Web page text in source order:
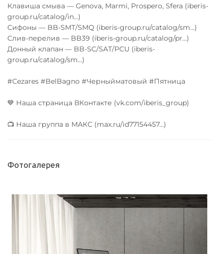
Клавиша смыва — Genova, Marmi, Prospero, Sfera (iberis-
group.ru/catalog/in...)
Сифоны — BB-SMT/SMQ (iberis-group.ru/catalog/sm...)
Слив-перелив — BB39 (iberis-group.ru/catalog/pr...)
Донный клапан — BB-SC/SAT/PCU (iberis-
group.ru/catalog/sm...)
#Cezares #BelBagno #Черныйматовый #Пятница
💙 Наша страница ВКонтакте (vk.com/iberis_group)
📺 Наша группа в МАКС (max.ru/id77154457...)
Фотогалерея